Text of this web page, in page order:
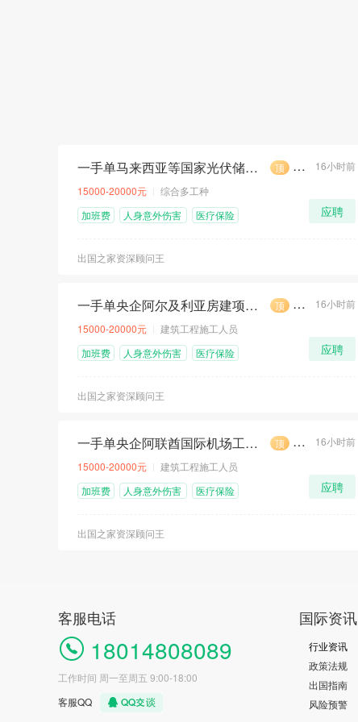
16小时前
一手单马来西亚等国家光伏储能工程招聘计划 顶 荐
急
15000-20000元
综合多工种
应聘
加班费
人身意外伤害
医疗保险
出国之家资深顾问王
16小时前
一手单央企阿尔及利亚房建项目招聘计划 顶 荐
急
15000-20000元
建筑工程施工人员
应聘
加班费
人身意外伤害
医疗保险
出国之家资深顾问王
16小时前
一手单央企阿联酋国际机场工程招聘计划 顶 荐
急
15000-20000元
建筑工程施工人员
应聘
加班费
人身意外伤害
医疗保险
出国之家资深顾问王
客服电话
18014808089
工作时间 周一至周五 9:00-18:00
客服QQ
国际资讯
行业资讯
政策法规
出国指南
风险预警